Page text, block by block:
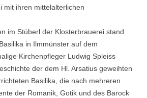
mit ihren mittelalterlichen
im Stüberl der Klosterbrauerei stand
in Ilmmünster auf dem
Kirchenpfleger Ludwig Spleiss
der dem Hl. Arsatius geweihten
Basilika, die nach mehreren
der Romanik, Gotik und des Barock